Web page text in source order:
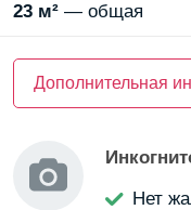
23 м² — общая
Рядом —школа
Еще
Дополнительная
Нет